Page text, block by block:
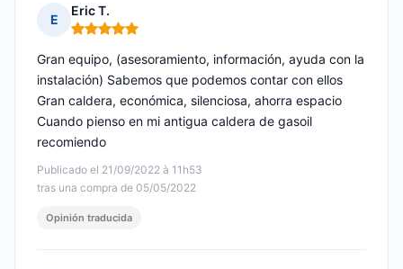
E
Eric T.
Nota: 5 de 5
Publicado el 21/09/2022 à 11h53
tras una compra de 05/05/2022
Gran equipo, (asesoramiento, información, ayuda con la
instalación) Sabemos que podemos contar con ellos
Gran caldera, económica, silenciosa, ahorra espacio
Cuando pienso en mi antigua caldera de gasoil
recomiendo
Opinión traducida